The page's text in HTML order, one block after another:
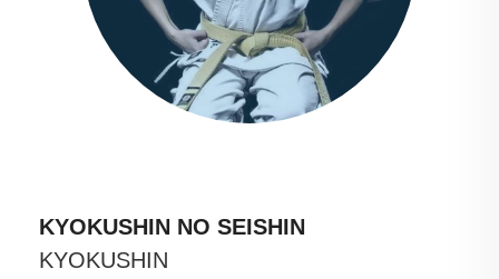
KYOKUSHIN NO SEISHIN
KYOKUSHIN